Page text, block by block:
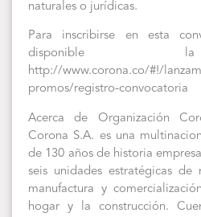
naturales o jurídicas.
Para inscribirse en esta
disponible
http://www.corona.co/#!/
promos/registro-convocatoria
Acerca de Organización
Corona S.A. es una
de 130 años de historia
seis unidades estratégicas
manufactura y
hogar y la construcción.